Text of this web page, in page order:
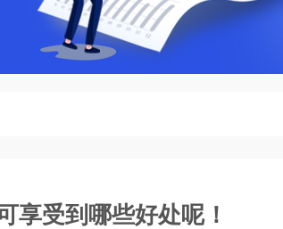
享受到哪些好处呢！